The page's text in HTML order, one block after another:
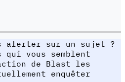
alerter sur un sujet ?
qui vous semblent
de Blast les
enquêter